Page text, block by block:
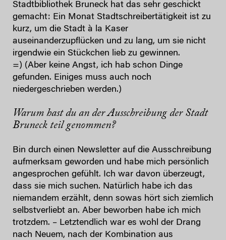
Stadtbibliothek Bruneck hat das sehr geschickt
gemacht: Ein Monat Stadtschreibertätigkeit ist zu
kurz, um die Stadt à la Kaser
auseinanderzupflücken und zu lang, um sie nicht
irgendwie ein Stückchen lieb zu gewinnen.
=) (Aber keine Angst, ich hab schon Dinge
gefunden. Einiges muss auch noch
niedergeschrieben werden.)
Warum hast du an der Ausschreibung der Stadt
Bruneck teil genommen?
Bin durch einen Newsletter auf die Ausschreibung
aufmerksam geworden und habe mich persönlich
angesprochen gefühlt. Ich war davon überzeugt,
dass sie mich suchen. Natürlich habe ich das
niemandem erzählt, denn sowas hört sich ziemlich
selbstverliebt an. Aber beworben habe ich mich
trotzdem. – Letztendlich war es wohl der Drang
nach Neuem, nach der Kombination aus